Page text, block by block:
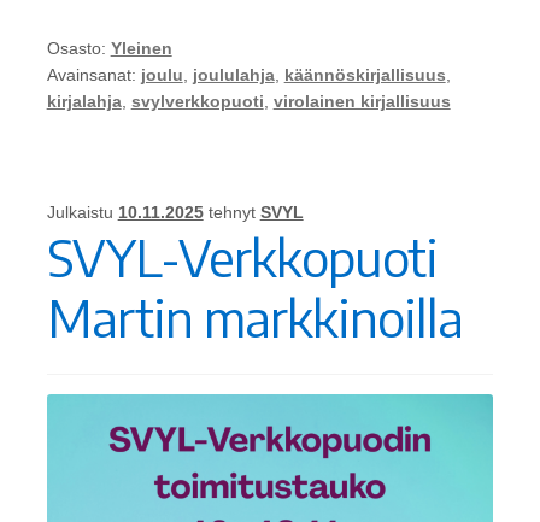
Osasto: Yleinen
Avainsanat: joulu joululahja, käännöskirjallisuus
kirjalahja, svylverkkopuoti virolainen kirjallisuus
Julkaistu 10.11.2025 tehnyt SVYL
SVYL-Verkkopuoti
Martin markkinoilla